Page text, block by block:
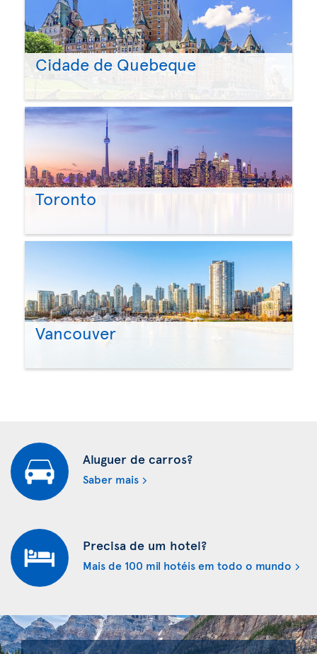
Cidade de Quebeque
Toronto
Vancouver
Aluguer de carros?
Saber mais
Precisa de um hotel?
Mais de 100 mil hotéis em todo o mundo